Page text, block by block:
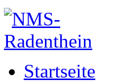
Startseite